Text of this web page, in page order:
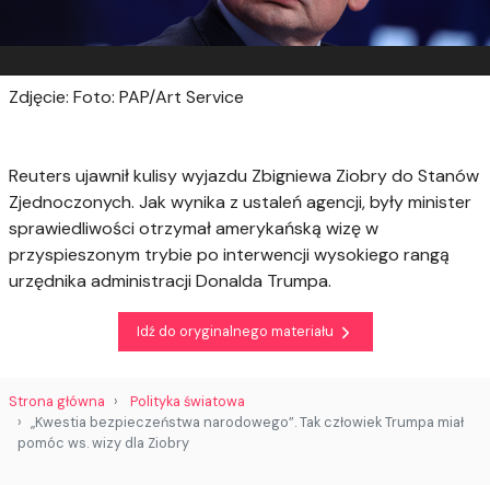
Zdjęcie: Foto: PAP/Art Service
Reuters ujawnił kulisy wyjazdu Zbigniewa Ziobry do Stanów
Zjednoczonych. Jak wynika z ustaleń agencji, były minister
sprawiedliwości otrzymał amerykańską wizę w
przyspieszonym trybie po interwencji wysokiego rangą
urzędnika administracji Donalda Trumpa.
Idź do oryginalnego materiału
Strona główna
Polityka światowa
„Kwestia bezpieczeństwa narodowego”. Tak człowiek Trumpa miał
pomóc ws. wizy dla Ziobry